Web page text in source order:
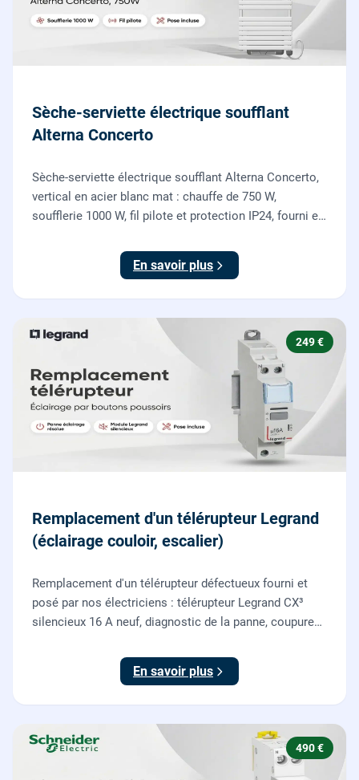
Sèche-serviette électrique soufflant
Alterna Concerto
Sèche-serviette électrique soufflant Alterna Concerto,
vertical en acier blanc mat : chauffe de 750 W,
soufflerie 1000 W, fil pilote et protection IP24, fourni et
En savoir plus
249 €
Remplacement d'un télérupteur Legrand
(éclairage couloir, escalier)
Remplacement d'un télérupteur défectueux fourni et
posé par nos électriciens : télérupteur Legrand CX³
silencieux 16 A neuf, diagnostic de la panne, coupure
boutons poussoirs.
En savoir plus
490 €